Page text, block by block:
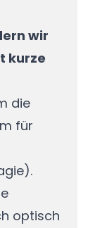
wir
kurze
die
für
optisch